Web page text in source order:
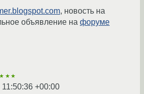
, новость на
объявление на форуме
+00:00